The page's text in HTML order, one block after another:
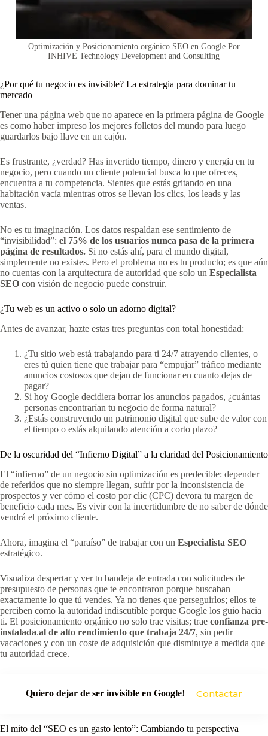
Optimización y Posicionamiento orgánico SEO en Google Por
INHIVE Technology Development and Consulting
¿Por qué tu negocio es invisible? La estrategia para dominar tu
mercado
Tener una página web que no aparece en la primera página de Google
es como haber impreso los mejores folletos del mundo para luego
guardarlos bajo llave en un cajón.
Es frustrante, ¿verdad? Has invertido tiempo, dinero y energía en tu
negocio, pero cuando un cliente potencial busca lo que ofreces,
encuentra a tu competencia. Sientes que estás gritando en una
habitación vacía mientras otros se llevan los clics, los leads y las
ventas.
No es tu imaginación. Los datos respaldan ese sentimiento de
“invisibilidad”: el 75% de los usuarios nunca pasa de la primera
página de resultados. Si no estás ahí, para el mundo digital,
simplemente no existes. Pero el problema no es tu producto; es que aún
no cuentas con la arquitectura de autoridad que solo un Especialista
SEO con visión de negocio puede construir.
¿Tu web es un activo o solo un adorno digital?
Antes de avanzar, hazte estas tres preguntas con total honestidad:
¿Tu sitio web está trabajando para ti 24/7 atrayendo clientes, o
eres tú quien tiene que trabajar para “empujar” tráfico mediante
anuncios costosos que dejan de funcionar en cuanto dejas de
pagar?
Si hoy Google decidiera borrar los anuncios pagados, ¿cuántas
personas encontrarían tu negocio de forma natural?
¿Estás construyendo un patrimonio digital que sube de valor con
el tiempo o estás alquilando atención a corto plazo?
De la oscuridad del “Infierno Digital” a la claridad del Posicionamiento
El “infierno” de un negocio sin optimización es predecible: depender
de referidos que no siempre llegan, sufrir por la inconsistencia de
prospectos y ver cómo el costo por clic (CPC) devora tu margen de
beneficio cada mes. Es vivir con la incertidumbre de no saber de dónde
vendrá el próximo cliente.
Ahora, imagina el “paraíso” de trabajar con un Especialista SEO
estratégico.
Visualiza despertar y ver tu bandeja de entrada con solicitudes de
presupuesto de personas que te encontraron porque buscaban
exactamente lo que tú vendes. Ya no tienes que perseguirlos; ellos te
perciben como la autoridad indiscutible porque Google los guio hacia
ti. El posicionamiento orgánico no solo trae visitas; trae confianza pre-
instalada.al de alto rendimiento que trabaja 24/7, sin pedir
vacaciones y con un coste de adquisición que disminuye a medida que
tu autoridad crece.
Quiero dejar de ser invisible en Google! Contactar
El mito del “SEO es un gasto lento”: Cambiando tu perspectiva